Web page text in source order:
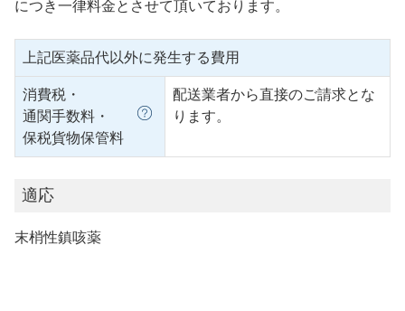
につき一律料金とさせて頂いております。
上記医薬品代以外に発生する費用
消費税・
通関手数料・
保税貨物保管料
配送業者から直接のご請求とな
ります。
適応
末梢性鎮咳薬